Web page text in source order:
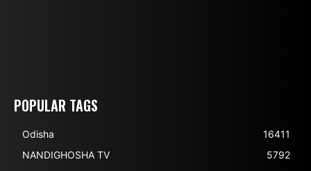
POPULAR TAGS
Odisha
16411
NANDIGHOSHA TV
5792